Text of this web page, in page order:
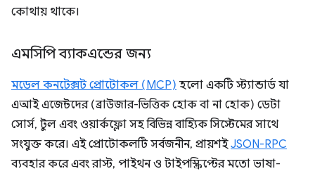
কোথায় থাকে।
এমসিপি ব্যাকএন্ডের জন্য
মডেল কনটেক্সট প্রোটোকল (MCP) হলো একটি স্ট্যান্ডার্ড যা
এআই এজেন্টদের (ব্রাউজার-ভিত্তিক হোক বা না হোক) ডেটা
সোর্স, টুল এবং ওয়ার্কফ্লো সহ বিভিন্ন বাহ্যিক সিস্টেমের সাথে
সংযুক্ত করে। এই প্রোটোকলটি সর্বজনীন, প্রায়শইJSON-RPC
ব্যবহার করে এবং রাস্ট, পাইথন ও টাইপস্ক্রিপ্টের মতো ভাষা-